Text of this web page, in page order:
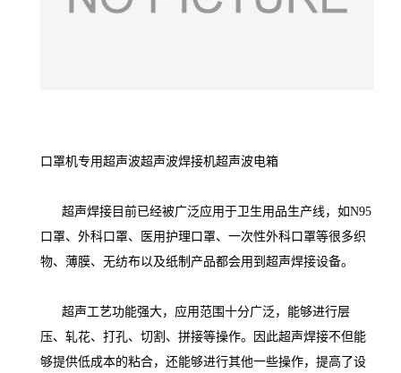
口罩机专用超声波超声波焊接机超声波电箱
超声焊接目前已经被广泛应用于卫生用品生产线，如N95
口罩、外科口罩、医用护理口罩、一次性外科口罩等很多织
物、薄膜、无纺布以及纸制产品都会用到超声焊接设备。
超声工艺功能强大，应用范围十分广泛，能够进行层
压、轧花、打孔、切割、拼接等操作。因此超声焊接不但能
够提供低成本的粘合，还能够进行其他一些操作，提高了设